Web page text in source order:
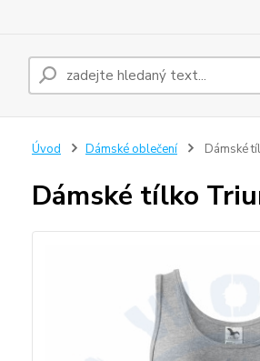
Úvod Dámské oblečení Dámské
Dámské tílko